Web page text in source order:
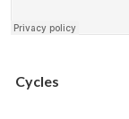
Cycles